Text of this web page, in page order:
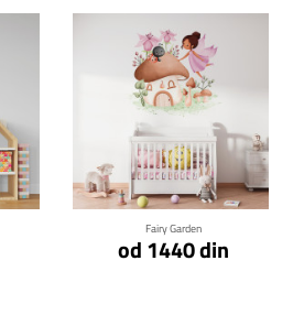
Fairy Garden
od 1440 din
Klikni za detalje